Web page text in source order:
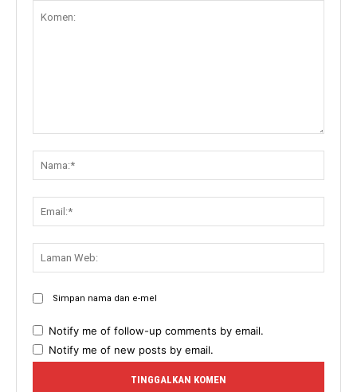
Simpan nama dan e-mel
Notify me of follow-up comments by email.
Notify me of new posts by email.